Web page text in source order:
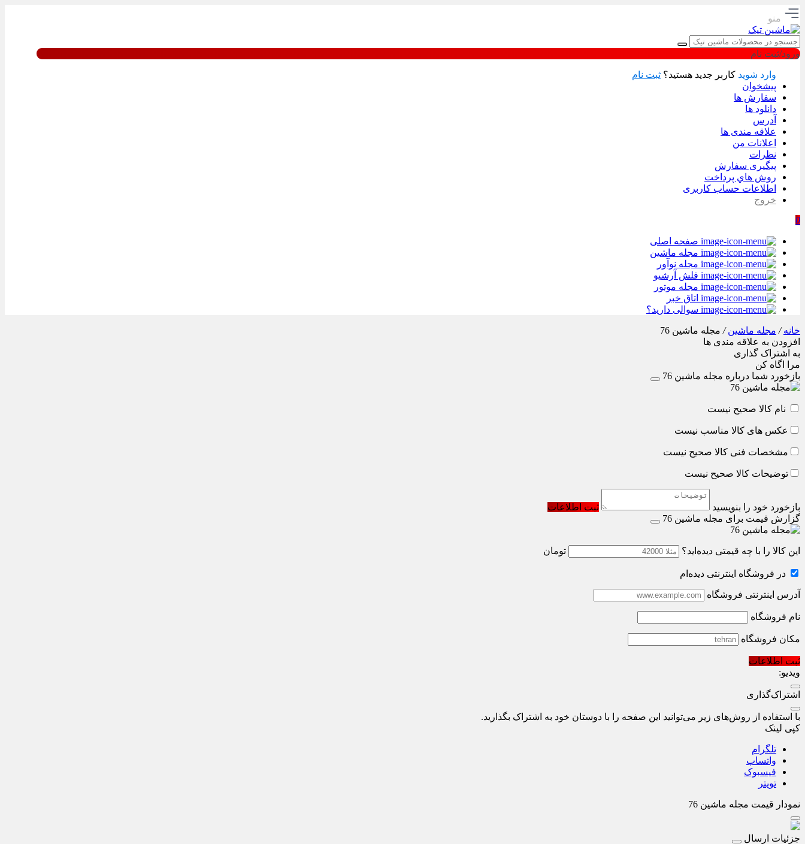
منو
ورود/ثبت نام
وارد شوید کاربر جدید هستید؟ ثبت نام
پیشخوان
سفارش ها
دانلود ها
آدرس
علاقه مندی ها
اعلانات من
نظرات
پیگیری سفارش
روش هاي پرداخت
اطلاعات حساب كاربری
خروج
0
صفحه اصلی
مجله ماشین
مجله نوآور
فلش آرشیو
مجله موتور
اتاق خبر
سوالی دارید؟
خانه/ مجله ماشین/ مجله ماشین 76
افزودن به علاقه مندی ها
به اشتراک گذاری
مرا اگاه کن
بازخورد شما درباره مجله ماشین 76
نام کالا صحیح نیست
عکس های کالا مناسب نیست
مشخصات فنی کالا صحیح نیست
توضیحات کالا صحیح نیست
بازخورد خود را بنویسید
ثبت اطلاعات
گزارش قیمت برای مجله ماشین 76
این کالا را با چه قیمتی دیده‌اید؟ تومان
در فروشگاه اینترنتی دیده‌ام
آدرس اینترنتی فروشگاه
نام فروشگاه
مکان فروشگاه
ثبت اطلاعات
ویدیو:
اشتراک‌گذاری
با استفاده از روش‌های زیر می‌توانید این صفحه را با دوستان خود به اشتراک بگذارید.
کپی لینک
تلگرام
واتساپ
فیسبوک
تویتر
نمودار قیمت مجله ماشین 76
جزئیات ارسال